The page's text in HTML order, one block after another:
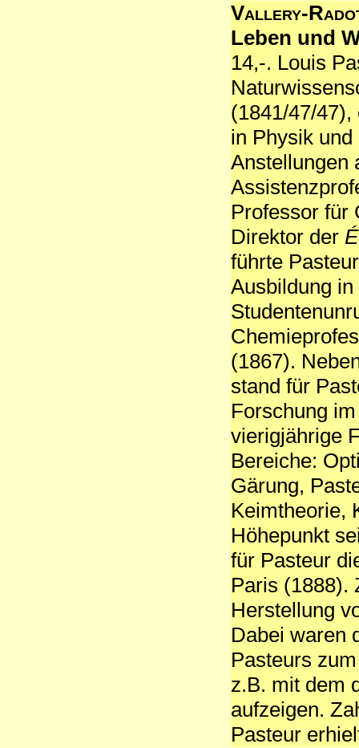
Vallery-
Leben und
14,-. Louis
(1841/47/
in Physik
Anstellungen
Professor für
Direktor der
führte
Ausbildung
(1867).
stand für
Forschung
vierigjährige
Bereiche:
Gärung,
Keimtheorie,
Höhepunkt
für Pasteur
Paris (1888).
Herstellung
Dabei waren
Pasteurs
z.B. mit dem
aufzeigen.
Pasteur